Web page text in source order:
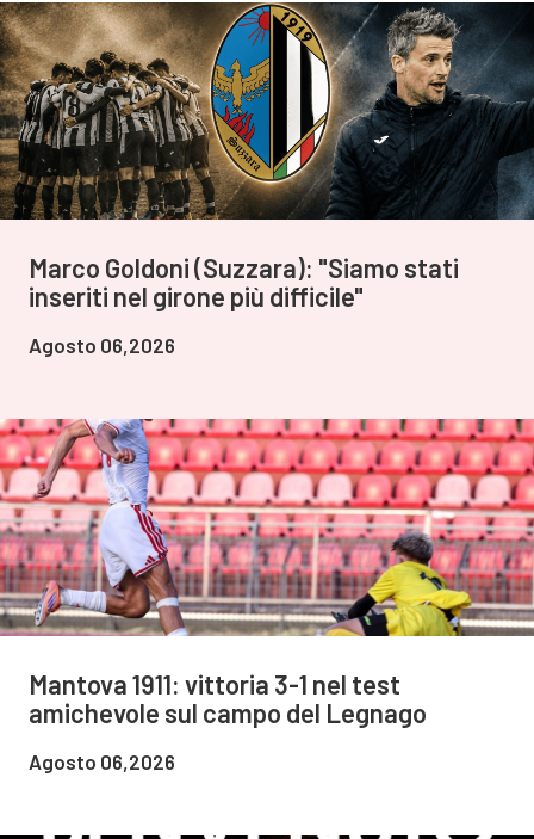
Marco Goldoni (Suzzara): "Siamo stati
inseriti nel girone più difficile"
Agosto 06,2026
Mantova 1911: vittoria 3-1 nel test
amichevole sul campo del Legnago
Agosto 06,2026